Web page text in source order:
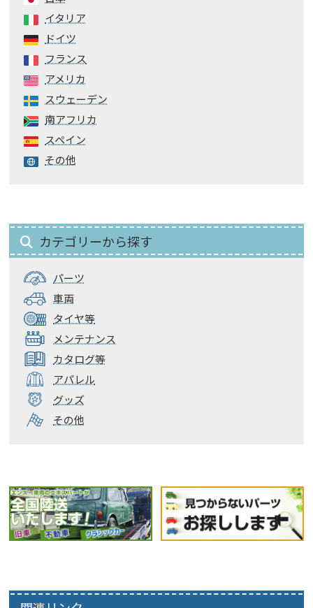
イタリア
ドイツ
フランス
アメリカ
スウェーデン
南アフリカ
スペイン
その他
カテゴリーから探す
パーツ
車両
タイヤ等
メンテナンス
カタログ等
アパレル
グッズ
その他